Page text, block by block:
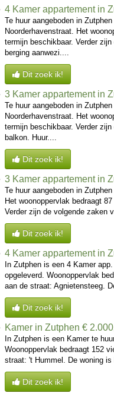
4 Kamer appartement in
Te huur aangeboden in
Noorderhavenstraat. Het
termijn beschikbaar. Verder
berging aanwezi....
Dit zoek ik!
3 Kamer appartement in
Te huur aangeboden in
Noorderhavenstraat. Het
termijn beschikbaar. Verder
balkon. Huur....
Dit zoek ik!
3 Kamer appartement in
Te huur aangeboden in
Het woonoppervlak bedraagt
Verder zijn de volgende zaken
Dit zoek ik!
4 Kamer appartement in
In Zutphen is een 4 Kamer
opgeleverd. Woonoppervlak
aan de straat: Agnietensteeg.
Dit zoek ik!
Kamer in Zutphen €
In Zutphen is een Kamer te
Woonoppervlak bedraagt 152
straat: 't Hummel. De woning
Dit zoek ik!